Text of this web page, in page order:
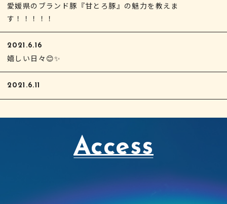
愛媛県のブランド豚『甘とろ豚』の魅力を教えま
す！！！！！
2021.6.16
嬉しい日々😊✨
2021.6.11
Access